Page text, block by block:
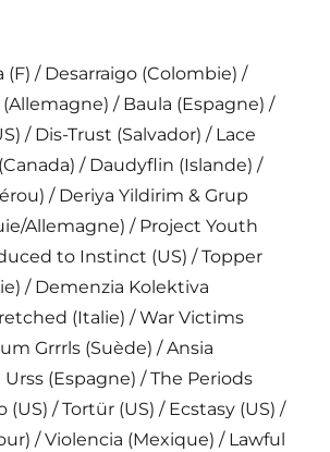
/ Desarraigo (Colombie) /
/ Baula (Espagne) /
/ Dis-Trust (Salvador) / Lace
/ Daudyflin (Islande) /
/ Deriya Yildirim & Grup
Allemagne) / Project Youth
to Instinct (US) / Topper
/ Demenzia Kolektiva
(Italie) / War Victims
Grrrls (Suède) / Ansia
Urss (Espagne) / The Periods
(US) / Tortür (US) / Ecstasy (US) /
/ Violencia (Mexique) / Lawful